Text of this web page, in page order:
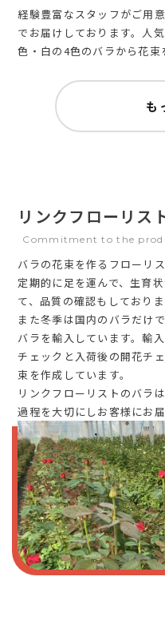
経験豊富なスタッフがご用
でお届けしております。人
色・白の4色のバラから花束
も
リンクフローリス
Commitment to the
バラの花束を作るフローリ
定期的に足を運んで、生育
て、品質の確認もしておりま
また冬季は国内のバラだけ
バラを輸入しています。輸
チェックと入荷後の開花チ
束を作成しています。
リンクフローリストのバラ
過程を大切にしお客様にお届